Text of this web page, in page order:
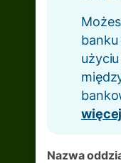
banku
więcej
Nazwa